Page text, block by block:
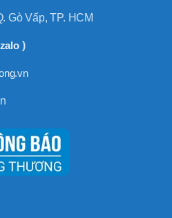
Gò Vấp, TP. HCM
zalo)